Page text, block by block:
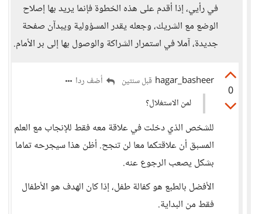
في رأيي، إذا أقدم على هذه الخطوة فإنما يريد بها إصلاح
الوضع مع الشريك، وجعله يقدر المسؤولية ويبدآن صفحة
جديدة، آملا في استمرار الشراكة والوصول بها إلى بر الأمام.
0
hagar_basheer قبل سنتين
أضف ردا
لمن الاستغلال؟
للشخص الذي دخلت في علاقة معه فقط للإنجاب مع العلم
المسبق أن علاقتكما معا لن تنجح. أظن هذا سيجرحه تماما
بشكل يصعب الرجوع عنه.
الأفضل بالطبع هو كفالة طفل، إذا كان الهدف هو الأطفال
فقط من البداية.